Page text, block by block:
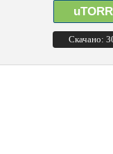
Скачано: